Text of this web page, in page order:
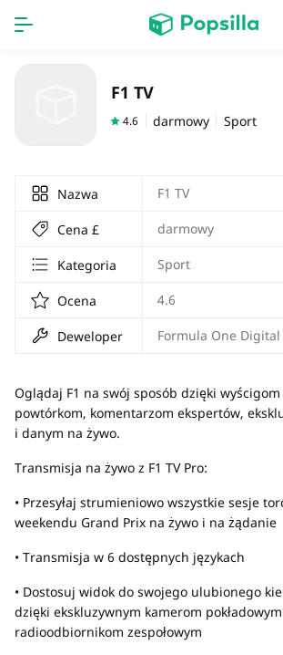
F1 TV
4.6 darmowy Sport
Nazwa F1 TV
Cena £ darmowy
Kategoria Sport
Ocena 4.6
Deweloper Formula One
Oglądaj F1 na swój sposób dzięki wyścigom
powtórkom, komentarzom ekspertów,
i danym na żywo.
Transmisja na żywo z F1 TV Pro:
• Przesyłaj strumieniowo wszystkie sesje
weekendu Grand Prix na żywo i na żądanie
• Transmisja w 6 dostępnych językach
• Dostosuj widok do swojego ulubionego
dzięki ekskluzywnym kamerom
radioodbiornikom zespołowym